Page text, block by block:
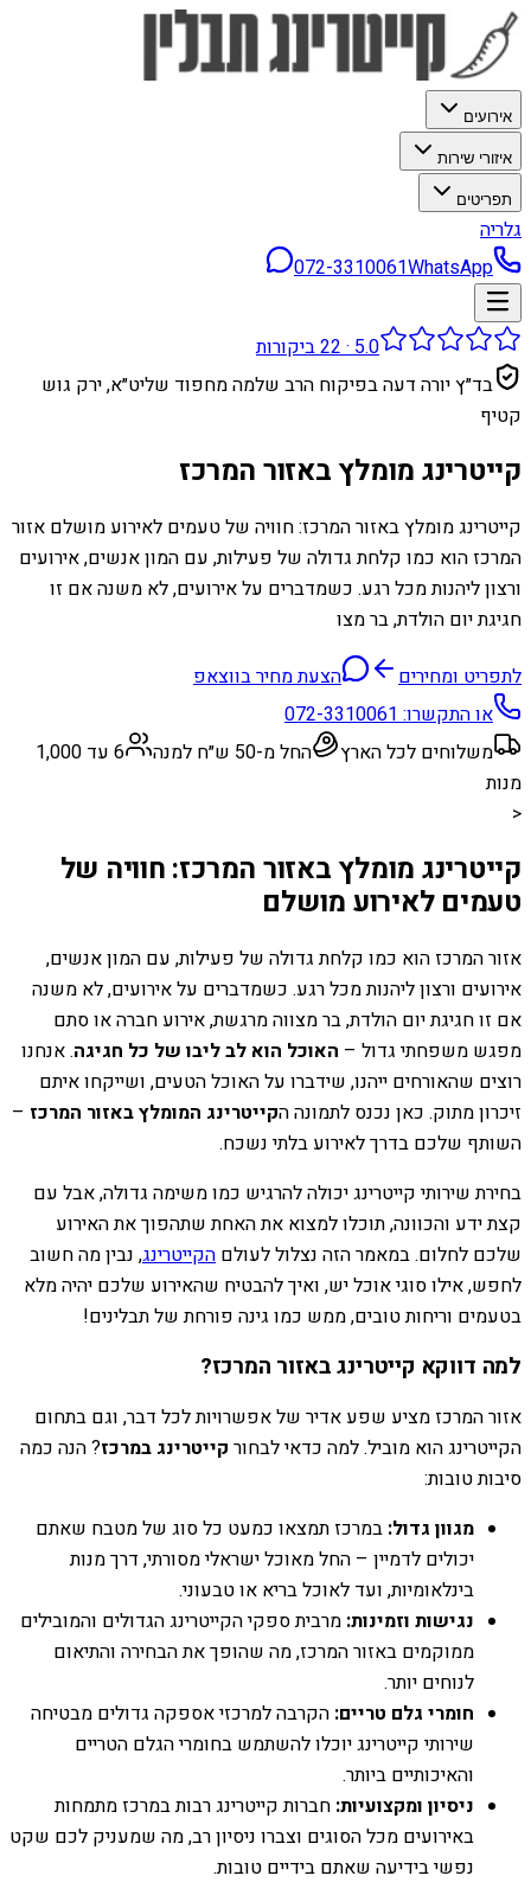
אירועים
איזורי שירות
תפריטים
גלריה
072-3310061WhatsApp
5.0
·
22ביקורות
בד״ץ יורה דעה בפיקוח הרב שלמה מחפוד שליט״א, ירק גוש
קטיף
קייטרינג מומלץ באזור המרכז
קייטרינג מומלץ באזור המרכז: חוויה של טעמים לאירוע מושלם אזור
המרכז הוא כמו קלחת גדולה של פעילות, עם המון אנשים, אירועים
ורצון ליהנות מכל רגע. כשמדברים על אירועים, לא משנה אם זו
חגיגת יום הולדת, בר מצו
לתפריט ומחירים
הצעת מחיר בווצאפ
או התקשרו:072-3310061
משלוחים לכל הארץ
החל מ-50 ש״ח למנה
6 עד 1,000
מנות
<
קייטרינג מומלץ באזור המרכז: חוויה של
טעמים לאירוע מושלם
אזור המרכז הוא כמו קלחת גדולה של פעילות, עם המון אנשים,
אירועים ורצון ליהנות מכל רגע. כשמדברים על אירועים, לא משנה
אם זו חגיגת יום הולדת, בר מצווה מרגשת, אירוע חברה או סתם
מפגש משפחתי גדול – האוכל הוא לב ליבו של כל חגיגה. אנחנו
רוצים שהאורחים ייהנו, שידברו על האוכל הטעים, ושייקחו איתם
זיכרון מתוק. כאן נכנס לתמונה הקייטרינג המומלץ באזור המרכז –
השותף שלכם בדרך לאירוע בלתי נשכח.
בחירת שירותי קייטרינג יכולה להרגיש כמו משימה גדולה, אבל עם
קצת ידע והכוונה, תוכלו למצוא את האחת שתהפוך את האירוע
שלכם לחלום. במאמר הזה נצלול לעולם הקייטרינג, נבין מה חשוב
לחפש, אילו סוגי אוכל יש, ואיך להבטיח שהאירוע שלכם יהיה מלא
בטעמים וריחות טובים, ממש כמו גינה פורחת של תבלינים!
למה דווקא קייטרינג באזור המרכז?
אזור המרכז מציע שפע אדיר של אפשרויות לכל דבר, וגם בתחום
הקייטרינג הוא מוביל. למה כדאי לבחור קייטרינג במרכז? הנה כמה
סיבות טובות:
מגוון גדול: במרכז תמצאו כמעט כל סוג של מטבח שאתם
יכולים לדמיין – החל מאוכל ישראלי מסורתי, דרך מנות
בינלאומיות, ועד לאוכל בריא או טבעוני.
נגישות וזמינות: מרבית ספקי הקייטרינג הגדולים והמובילים
ממוקמים באזור המרכז, מה שהופך את הבחירה והתיאום
לנוחים יותר.
חומרי גלם טריים: הקרבה למרכזי אספקה גדולים מבטיחה
שירותי קייטרינג יוכלו להשתמש בחומרי הגלם הטריים
והאיכותיים ביותר.
ניסיון ומקצועיות: חברות קייטרינג רבות במרכז מתמחות
באירועים מכל הסוגים וצברו ניסיון רב, מה שמעניק לכם שקט
נפשי בידיעה שאתם בידיים טובות.